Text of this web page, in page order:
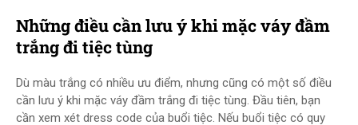
Những điều cần lưu ý khi mặc váy đầm
trắng đi tiệc tùng
Dù màu trắng có nhiều ưu điểm, nhưng cũng có một số điều
cần lưu ý khi mặc váy đầm trắng đi tiệc tùng. Đầu tiên, bạn
cần xem xét dress code của buổi tiệc. Nếu buổi tiệc có quy